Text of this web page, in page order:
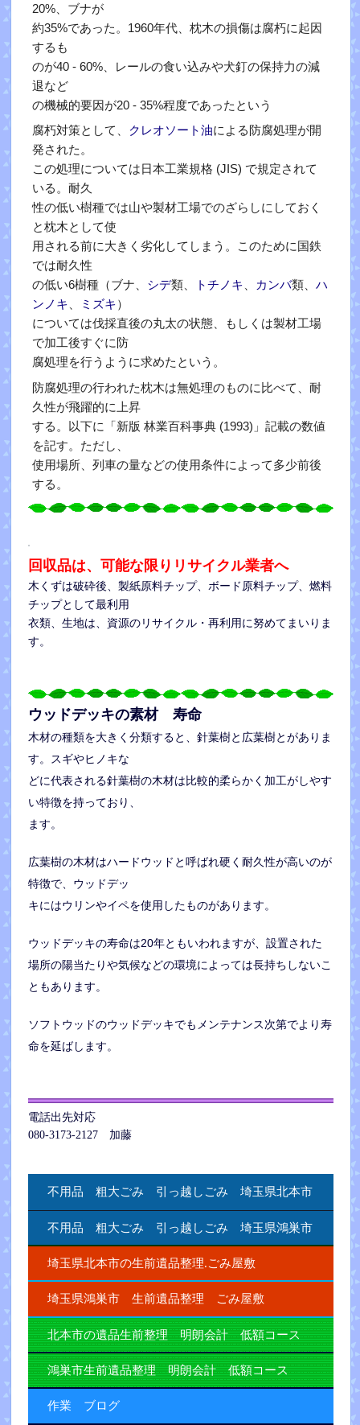
20%、ブナが
約35%であった。1960年代、枕木の損傷は腐朽に起因
するも
のが40 - 60%、レールの食い込みや犬釘の保持力の減
退など
の機械的要因が20 - 35%程度であったという
腐朽対策として、 クレオソート油による防腐処理が開
発された。
この処理については日本工業規格 (JIS) で規定されて
いる。耐久
性の低い樹種では山や製材工場でのざらしにしておく
と枕木として使
用される前に大きく劣化してしまう。このために国鉄
では耐久性
の低い6樹種（ブナ、 シデ類、 トチノキ、 カンバ類、ハ
ンノキ、 ミズキ）
については伐採直後の丸太の状態、もしくは製材工場
で加工後すぐに防
腐処理を行うように求めたという。
防腐処理の行われた枕木は無処理のものに比べて、耐
久性が飛躍的に上昇
する。以下に「新版 林業百科事典 (1993)」記載の数値
を記す。ただし、
使用場所、列車の量などの使用条件によって多少前後
する。
回収品は、可能な限りリサイクル業者へ
木くずは破砕後、製紙原料チップ、ボード原料チップ、燃料
チップとして最利用
衣類、生地は、資源のリサイクル・再利用に努めてまいりま
す。
ウッドデッキの素材寿命
木材の種類を大きく分類すると、針葉樹と広葉樹とがありま
す。スギやヒノキな
どに代表される針葉樹の木材は比較的柔らかく加工がしやす
い特徴を持っており、
ます。
広葉樹の木材はハードウッドと呼ばれ硬く耐久性が高いのが
特徴で、ウッドデッ
キにはウリンやイペを使用したものがあります。
ウッドデッキの寿命は20年ともいわれますが、設置された
場所の陽当たりや気候などの環境によっては長持ちしないこ
ともあります。
ソフトウッドのウッドデッキでもメンテナンス次第でより寿
命を延ばします。
電話出先対応
080-3173-2127 加藤
不用品 粗大ごみ 引っ越しごみ 埼玉県北本市
不用品 粗大ごみ 引っ越しごみ 埼玉県鴻巣市
埼玉県北本市の生前遺品整理.ごみ屋敷
埼玉県鴻巣市 生前遺品整理 ごみ屋敷
北本市の遺品生前整理 明朗会計 低額コース
鴻巣市生前遺品整理 明朗会計 低額コース
作業 ブログ